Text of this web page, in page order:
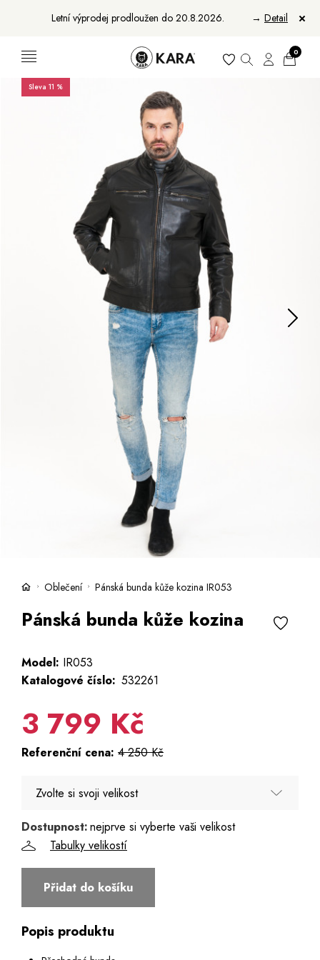
Letní výprodej prodloužen do 20.8.2026. → Detail
Muži
Bundy, kabáty a vesty
Aktovky, tašky a batohy
Peněženky
Pásky
Manikúry
Šály
Prodejny Služby
Kara klub
Extra výhodné Slevy
Slovensky
0
Sleva 11 %
Oblečení Pánská bunda kůže kozina IR053
Pánská bunda kůže kozina
Model: IR053
Katalogové číslo: 532261
3 799 Kč
Referenční cena: 4 250 Kč
Zvolte si svoji velikost
54 - Poslední 3 kusy
58 - Poslední kus
Dostupnost:nejprve si vyberte vaši velikost
Tabulky velikostí
Přidat do košíku
Popis produktu